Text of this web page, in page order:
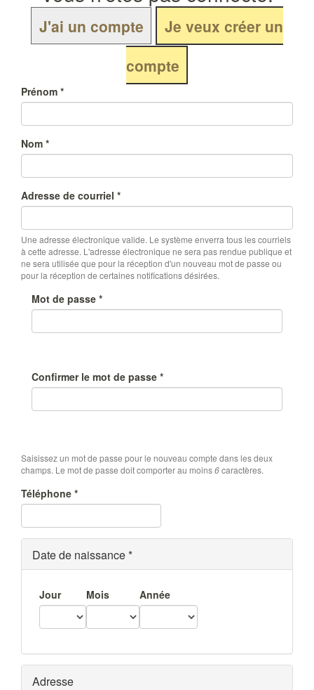
Jean Pierre Tiffon
La Bidauderie
Nos chevaux Alexander
Nos stages amateurs
Méditation et connexion®
Calendrier Stages Amateurs
Formation Pro
Calendrier & Inscription Formation Pro
Tarifs Formation Pro
Coaching
Équicoaching
Sophroéquitation
Enseignants d’Equitation Alexander®
Livre d'Or
Contact
J'ai un compte
Je veux créer un
compte
Prénom *
Nom *
Adresse de courriel *
Une adresse électronique valide. Le système enverra tous les courriels
à cette adresse. L'adresse électronique ne sera pas rendue publique et
ne sera utilisée que pour la réception d'un nouveau mot de passe ou
pour la réception de certaines notifications désirées.
Mot de passe *
Confirmer le mot de passe *
Saisissez un mot de passe pour le nouveau compte dans les deux
champs. Le mot de passe doit comporter au moins6caractères.
Téléphone *
Date de naissance*
Jour Mois Année
Adresse